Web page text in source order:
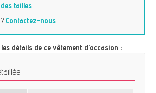
des tailles
Contactez-nous
détails de ce vêtement d’occasion :